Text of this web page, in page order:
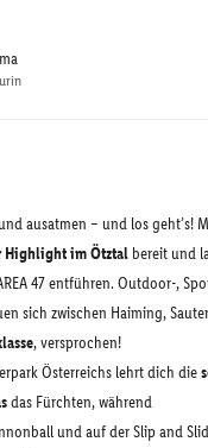
ausatmen – und los geht’s!
Highlight im Ötztal bereit und
47 entführen. Outdoor-,
sich zwischen Haiming,
, versprochen!
Österreichs lehrt dich die
das Fürchten, während
und auf der Slip and